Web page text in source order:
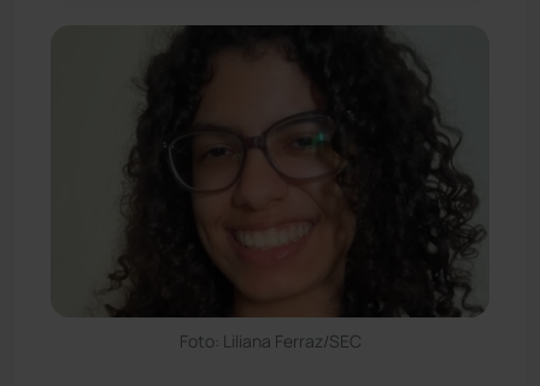
Foto: Liliana Ferraz/SEC